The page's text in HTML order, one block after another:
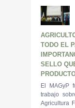
TODO EL
SELLO
El MAGyP
trabajo
Agricultura